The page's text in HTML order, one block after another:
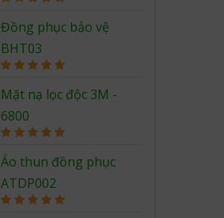
out of 5
Đồng phục bảo vệ
BHT03
out of 5
Mặt nạ lọc độc 3M -
6800
out of 5
Áo thun đồng phục
ATDP002